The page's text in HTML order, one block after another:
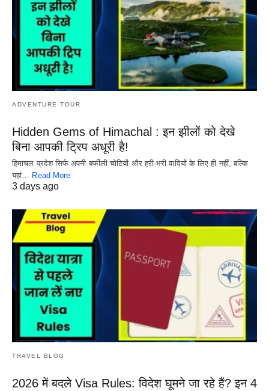
ADVENTURE TOUR
Hidden Gems of Himachal : इन झीलों को देखे
बिना आपकी ट्रिप अधूरी है!
हिमाचल प्रदेश सिर्फ अपनी बर्फीली चोटियों और हरी-भरी वादियों के लिए ही नहीं, बल्कि
यहां…
Read More
3 days ago
TRAVEL BLOG
2026 में बदले Visa Rules: विदेश घूमने जा रहे हैं? इन 4